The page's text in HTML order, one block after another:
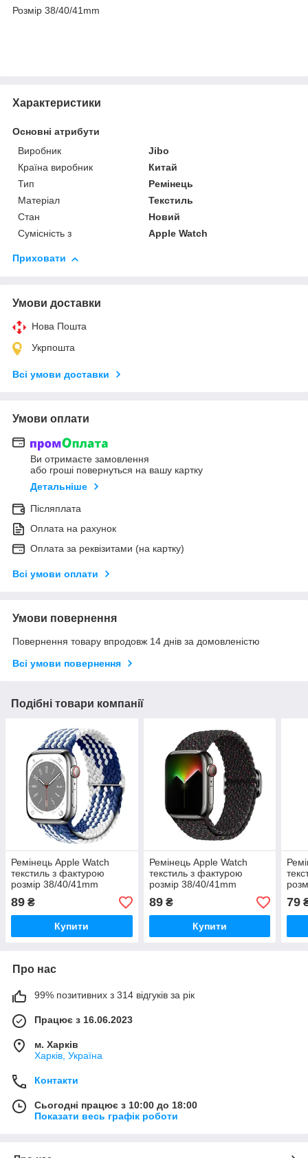
Розмір 38/40/41mm
Характеристики
Основні атрибути
Виробник
Jibo
Країна виробник
Китай
Тип
Ремінець
Матеріал
Текстиль
Стан
Новий
Сумісність з
Apple Watch
Приховати
Умови доставки
Нова Пошта
Укрпошта
Всі умови доставки
Умови оплати
Ви отримаєте замовлення
або гроші повернуться на вашу картку
Детальніше
Післяплата
Оплата на рахунок
Оплата за реквізитами (на картку)
Всі умови оплати
Умови повернення
Повернення товару впродовж 14 днів за домовленістю
Всі умови повернення
Подібні товари компанії
Ремінець Apple Watch
текстиль з фактурою
розмір 38/40/41mm
89 ₴
Купити
Ремінець Apple Watch
текстиль з фактурою
розмір 38/40/41mm
89₴
Купити
79
Про нас
99% позитивних з 314 відгуків за рік
Працює з 16.06.2023
м. Харків
Харків, Україна
Контакти
Сьогодні працює з 10:00 до 18:00
Показати весь графік роботи